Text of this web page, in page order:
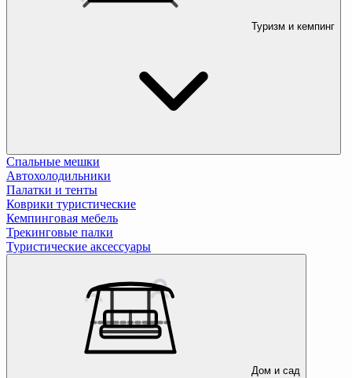
Туризм и кемпинг
Спальные мешки
Автохолодильники
Палатки и тенты
Коврики туристические
Кемпинговая мебель
Трекинговые палки
Туристические аксессуары
Дом и сад